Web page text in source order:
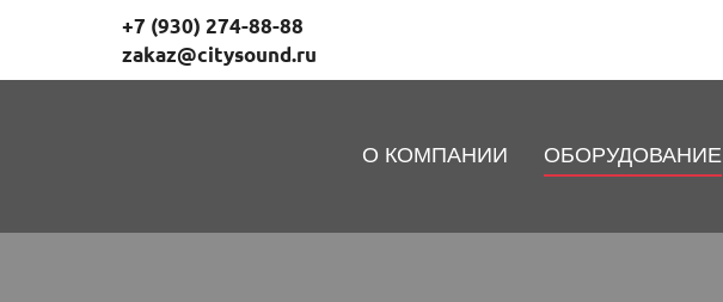
+7 (930) 274-88-88
zakaz@citysound.ru
О КОМПАНИИ
ОБОРУДОВАНИЕ